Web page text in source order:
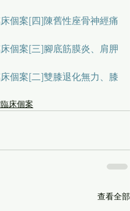
個案[四]陳舊性座骨神經痛
個案[三]腳底筋膜炎、肩胛
個案[二]雙膝退化無力、膝
床個案
查看全部